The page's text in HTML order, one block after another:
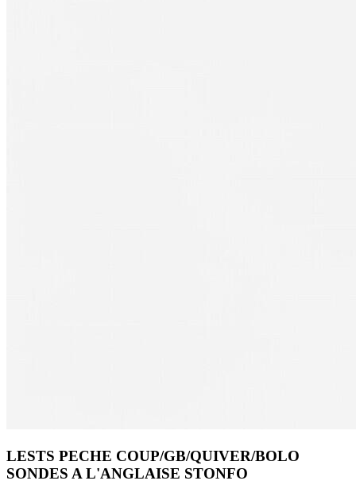
LESTS PECHE COUP/GB/QUIVER/BOLO
SONDES A L'ANGLAISE STONFO